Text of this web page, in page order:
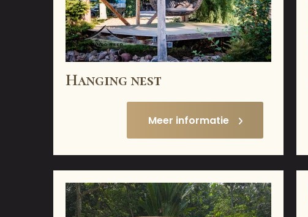
Hanging nest
Meer informatie